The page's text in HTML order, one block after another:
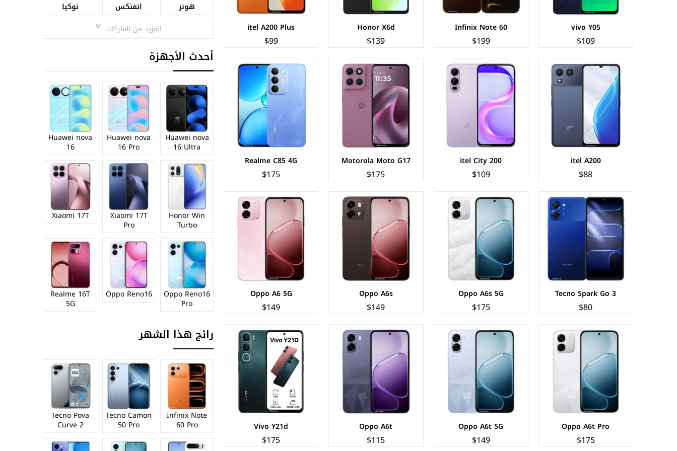
vivo Y05
$109
Infinix Note 60
$199
Honor X6d
$139
itel A200 Plus
$99
itel A200
$88
عرض المواصفات ←
itel City 200
$109
عرض المواصفات ←
Motorola Moto G17
$175
عرض المواصفات ←
Realme C85 4G
$175
عرض المواصفات ←
Tecno Spark Go 3
$80
الشاشة:
المعالج:Unisoc T7250
الكاميرات:خلفية 13 م.ب/ امامية 8 م.ب
الذاكرة+الرام:
نظام التشغيل:
5000 مللي امبير - 15 واط
عرض المواصفات ←
Oppo A6s 5G
$175
الشاشة:
المعالج:
الكاميرات:خلفية 50+AI م.ب / امامية 16 م.ب
الذاكرة+الرام:128/256 + 6/8 جيجابايت
نظام التشغيل:
البطارية:7000 مللي امبير - 80 واط
عرض المواصفات ←
Oppo A6s
$149
الشاشة:
المعالج:Qualcomm Snapdragon 685
الكاميرات:خلفية 50+AI م.ب / امامية 16 م.ب
الذاكرة+الرام:128/256 + 8 جيجابايت
نظام التشغيل:Android 15
البطارية:7000 مللي امبير - 80 واط
عرض المواصفات ←
Oppo A6 5G
$149
الكاميرات:
خلفية 50+AI م.ب / امامية 8 م.ب
الذاكرة+الرام:
نظام التشغيل:
عرض المواصفات ←
Oppo A6t Pro
$175
الشاشة:IPS LCD بحجم 6.75 بوصة بدقة HD+
المعالج:Qualcomm Snapdragon 685
الكاميرات:خلفية 50+2 م.ب/ امامية 8 م.ب
الذاكرة+الرام:
نظام التشغيل:Android 15
البطارية:7000 مللي أمبير - 45 واط
عرض المواصفات ←
Oppo A6t 5G
$149
الشاشة:
المعالج:Mediatek Dimensity 6300
الكاميرات:خلفية 50+AI م.ب/ امامية 5 م.ب
الذاكرة+الرام:128/256 + 4/6/8 جيجابايت
نظام التشغيل:Android 15
البطارية:6500 مللي امبير - 5 واط
عرض المواصفات ←
Oppo A6t
$115
الشاشة:
المعالج:Qualcomm Snapdragon 685
الكاميرات:خلفية 13 م.ب/ امامية 5 م.ب
الذاكرة+الرام:64/128 + 4/6 جيجابايت
نظام التشغيل:Android 15
البطارية:6500 مللي امبير - 5 واط
عرض المواصفات ←
Vivo Y21d
$175
الشاشة:
المعالج:Unisoc T7225
الكاميرات:خلفية 50+0.08 م.ب/ امامية 5 م.ب
الذاكرة+الرام:128/256 + 6 جيجابايت
نظام التشغيل:Android 15
البطارية:6500 مللي امبير - 44 واط
عرض المواصفات ←
المعالج:Qualcomm Snapdragon 6s 4G Gen 2
الكاميرات:خلفية 108+5 م.ب/ امامية 16 م.ب
الذاكرة+الرام:256/512 + 8 جيجابايت
نظام التشغيل:Android 15
البطارية:7000 مللي أمبير - 45 واط
عرض المواصفات ←
الشاشة:
المعالج:Mediatek Dimensity 6300
الكاميرات:خلفية 50+AI م.ب/ امامية 5 م.ب
الذاكرة+الرام:128/256 + 4/6/8 جيجابايت
نظام التشغيل:Android 15
البطارية:6500 مللي أمبير - 10 واط
عرض المواصفات ←
الشاشة:
المعالج:Qualcomm Snapdragon 685
الكاميرات:خلفية 13+QVGA م.ب/ امامية 5 م.ب
الذاكرة+الرام:64/128 + 4/6 جيجابايت
نظام التشغيل:Android 15
البطارية:6500 مللي أمبير - 10 واط
عرض المواصفات ←
الشاشة:TFT LCD بحجم 6.74 بوصة بدقة HD+
المعالج:Mediatek Helio G81
الكاميرات:خلفية 50+QVGA م.ب / امامية 5 م.ب
الذاكرة+الرام:128/256 + 4/6 جيجابايت
نظام التشغيل:
البطارية:
عرض المواصفات ←
هونر
انفنكس
نوكيا
المزيد من الماركات
أحدث الأجهزة
Huawei nova
16 Ultra
Huawei nova
16 Pro
Huawei nova
16
Honor Win
Turbo
Xiaomi 17T
Pro
Xiaomi 17T
Oppo Reno16
Pro
Oppo Reno16
Realme 16T
5G
رائج هذا الشهر
Infinix Note
60 Pro
Tecno Camon
50 Pro
Tecno Pova
Curve 2